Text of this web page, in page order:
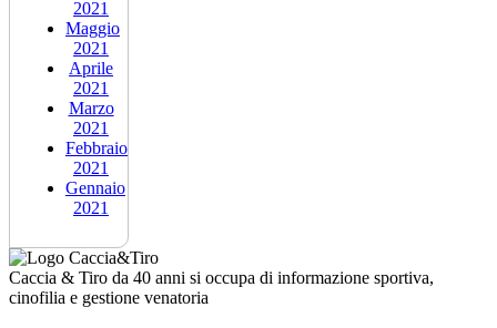
2021
Maggio
2021
Aprile
2021
Marzo
2021
Febbraio
2021
Gennaio
2021
Caccia & Tiro da 40 anni si occupa di informazione sportiva,
cinofilia e gestione venatoria